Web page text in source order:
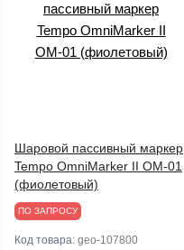
Шаровой пассивный маркер
Tempo OmniMarker II OM-01
(фиолетовый)
ПО ЗАПРОСУ
Код товара: geo-107800